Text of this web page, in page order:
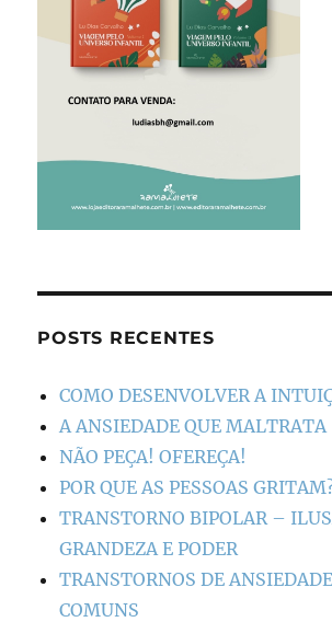
POSTS RECENTES
COMO DESENVOLVER A
A ANSIEDADE QUE MALTRATA
NÃO PEÇA! OFEREÇA!
POR QUE AS PESSOAS
TRANSTORNO BIPOLAR –
GRANDEZA E PODER
TRANSTORNOS DE
COMUNS